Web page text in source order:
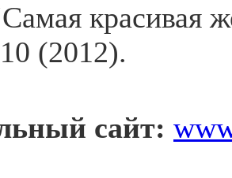
красивая
(2012).
сайт: